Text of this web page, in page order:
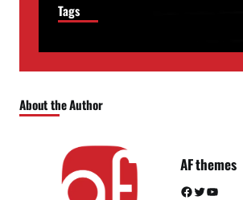
Tags
About the Author
AF themes
Facebook Twitter YouTube